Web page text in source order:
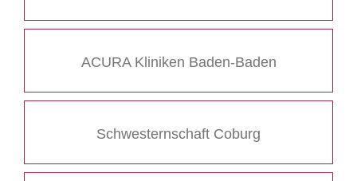
ACURA Kliniken Baden-Baden
Schwesternschaft Coburg